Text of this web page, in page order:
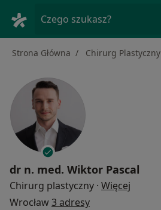
Czego szukasz?
Strona Główna Chirurg Plastyczny
dr n. med. Wiktor Pascal
Chirurg plastyczny · Więcej
Wrocław3 adresy